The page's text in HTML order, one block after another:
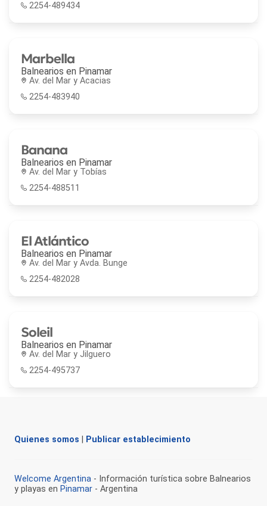
2254-489434
Marbella
Balnearios en Pinamar
Av. del Mar y Acacias
2254-483940
Banana
Balnearios en Pinamar
Av. del Mar y Tobías
2254-488511
El Atlántico
Balnearios en Pinamar
Av. del Mar y Avda. Bunge
2254-482028
Soleil
Balnearios en Pinamar
Av. del Mar y Jilguero
2254-495737
Quienes somos Publicar establecimiento
Welcome Argentina - Información turística sobre Balnearios
y playas en Pinamar - Argentina